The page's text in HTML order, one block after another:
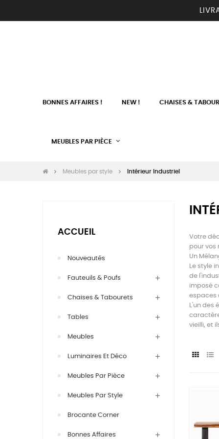
BONNES AFFAIRES ! NEW ! CHAISES &
MEUBLES PAR PIÈCE
Meubles par style Intérieur Industriel
ACCUEIL
Nouveautés
Fauteuils & Poufs
Chaises & Tabourets
Tables
Meubles
Luminaires Et Déco
Meubles Par Pièce
Meubles Par Style
Brocante Corner
Bonnes Affaires
Votre
pour vos
Un
Le style
de
imposé
espaces
L'un des
vieilli, et